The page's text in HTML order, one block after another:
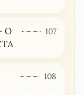
О
107
108